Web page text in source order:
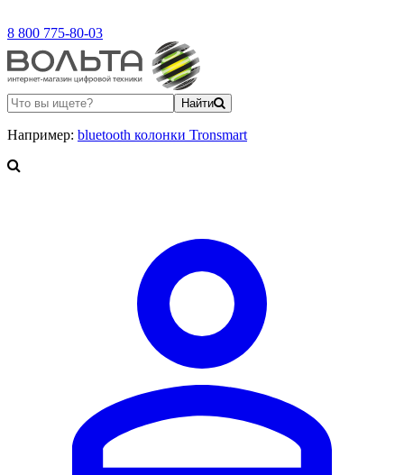
8 800 775-80-03
Найти
Например: bluetooth колонки Tronsmart